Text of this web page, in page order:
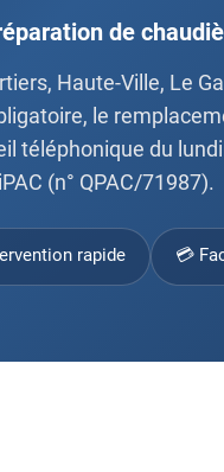
de
Haute-Ville, Le
le
du
(n° QPAC/71987).
rapide 💳